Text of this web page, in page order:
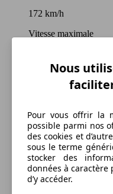
172 km/h
Vitesse maximale
173 g/km
Émissions de CO2
Nous
Pour vous offrir la
possible parmi nos
des cookies et
sous le terme
stocker des
données à caractère
d’y accéder.